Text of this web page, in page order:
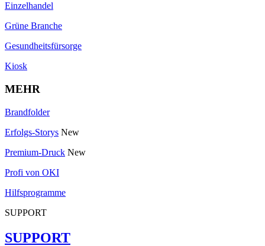
Einzelhandel
Grüne Branche
Gesundheitsfürsorge
Kiosk
MEHR
Brandfolder
Erfolgs-Storys New
Premium-Druck New
Profi von OKI
Hilfsprogramme
SUPPORT
SUPPORT